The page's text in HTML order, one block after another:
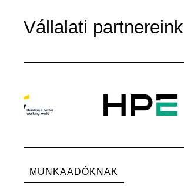
Vállalati partnereink
MUNKAADÓKNAK